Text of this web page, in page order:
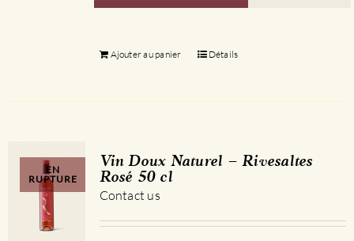
Ajouter au panier Détails
EN
RUPTURE
Vin Doux Naturel – Rivesaltes
Rosé 50 cl
Contact us